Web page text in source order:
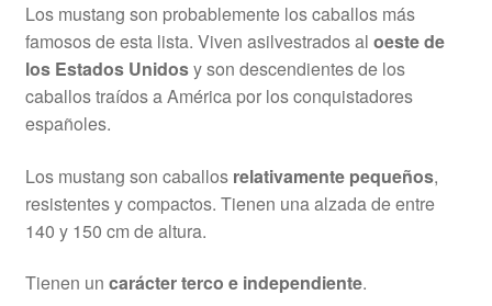
Los mustang son probablemente los caballos más
famosos de esta lista. Viven asilvestrados al oeste de
los Estados Unidosy son descendientes de los
caballos traídos a América por los conquistadores
españoles.
Los mustang son caballos relativamente pequeños,
resistentes y compactos. Tienen una alzada de entre
140 y 150 cm de altura.
Tienen un carácter terco e independiente.